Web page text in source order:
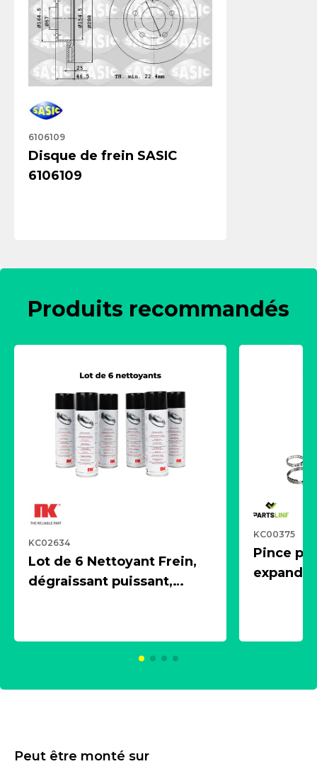
6106109
Disque de frein SASIC
6106109
Produits recommandés
KC02634
Lot de 6 Nettoyant Frein,
dégraissant puissant,
KC00375
Pince
Peut être monté sur